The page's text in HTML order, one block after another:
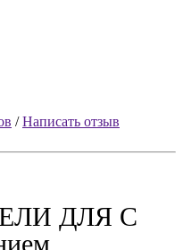
/Написать отзыв
ДЛЯ C